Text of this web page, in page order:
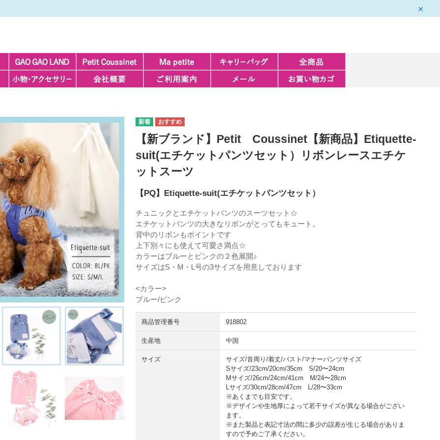
【新ブランド】Petit Coussinet【新商品】Etiquette-
suit(エチケットパンツセット）リボンレースエチケ
ットスーツ
【PQ】Etiquette-suit(エチケットパンツセット）
チュニックとエチケットパンツのスーツセット☆
エチケットパンツの大きなリボンがとってもキュート。
背中のリボンもポイントです
上下別々にも使えて可愛さ満点☆
カラーはブルーとピンクの２色展開♪
サイズはS・M・L号の3サイズを用意しております
<カラー>
ブルー/ピンク
商品管理番号 918802
生産地 中国
サイズ
サイズ/首周り/着丈/バスト/マナーパンツサイズ
Sサイズ/23cm/20cm/35cm S/20〜24cm
Mサイズ/26cm/24cm/41cm M/24〜28cm
Lサイズ/30cm/28cm/47cm L/28〜33cm
※あくまでも目安です。
※デザインや生地厚によって若干サイズが異なる場合がござい
ます。
※また製品と表記寸法の間に多少の誤差が生じる場合がありま
すので予めご了承ください。